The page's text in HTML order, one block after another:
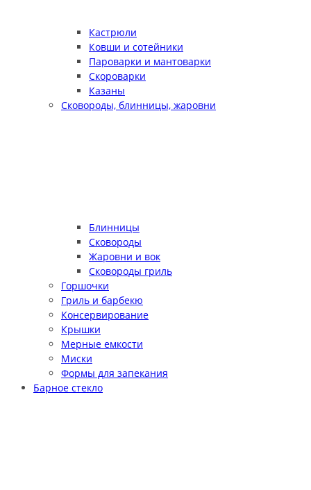
Кастрюли
Ковши и сотейники
Пароварки и мантоварки
Скороварки
Казаны
Сковороды, блинницы, жаровни
Блинницы
Сковороды
Жаровни и вок
Сковороды гриль
Горшочки
Гриль и барбекю
Консервирование
Крышки
Мерные емкости
Миски
Формы для запекания
Барное стекло